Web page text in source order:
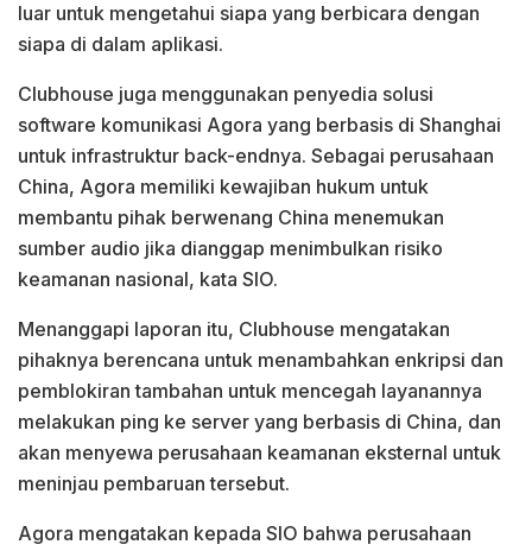
luar untuk mengetahui siapa yang berbicara dengan
siapa di dalam aplikasi.
Clubhouse juga menggunakan penyedia solusi
software komunikasi Agora yang berbasis di Shanghai
untuk infrastruktur back-endnya. Sebagai perusahaan
China, Agora memiliki kewajiban hukum untuk
membantu pihak berwenang China menemukan
sumber audio jika dianggap menimbulkan risiko
keamanan nasional, kata SIO.
Menanggapi laporan itu, Clubhouse mengatakan
pihaknya berencana untuk menambahkan enkripsi dan
pemblokiran tambahan untuk mencegah layanannya
melakukan ping ke server yang berbasis di China, dan
akan menyewa perusahaan keamanan eksternal untuk
meninjau pembaruan tersebut.
Agora mengatakan kepada SIO bahwa perusahaan